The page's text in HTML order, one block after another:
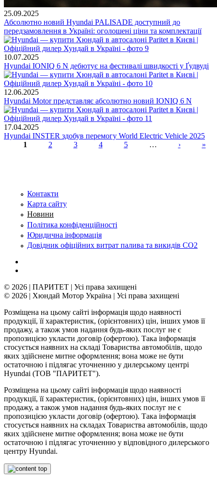
25.09.2025
Абсолютно новий Hyundai PALISADE доступний до
передзамовлення в Україні: оголошені ціни та комплектації
10.07.2025
Hyundai IONIQ 6 N дебютує на фестивалі швидкості у Ґудвуді
12.06.2025
Hyundai Motor представляє абсолютно новий IONIQ 6 N
17.04.2025
Hyundai INSTER здобув перемогу World Electric Vehicle 2025
1 2 3 4 5 … › »
Контакти
Карта сайту
Новини
Політика конфіденційності
Юридична інформація
Довідник офіційних витрат палива та викидів СО2
© 2026 | ПАРИТЕТ | Усі права захищені
© 2026 | Хюндай Мотор Україна | Усі права захищені
Розміщена на цьому сайті інформація щодо наявності
продукції, її характеристик, (орієнтовних) цін, інших умов її
продажу, а також умов надання будь-яких послуг не є
пропозицією укласти договір (офертою). Така інформація
стосується наявних на складі Товариства автомобілів, щодо
яких здійснене митне оформлення; вона може не бути
остаточною і підлягає уточненню у дилерському центрі
Hyundai (ТОВ "ПАРИТЕТ").
Розміщена на цьому сайті інформація щодо наявності
продукції, її характеристик, (орієнтовних) цін, інших умов її
продажу, а також умов надання будь-яких послуг не є
пропозицією укласти договір (офертою). Така інформація
стосується наявних на складах Товариства автомобілів, щодо
яких здійснене митне оформлення; вона може не бути
остаточною і підлягає уточненню у відповідного дилерського
центру Hyundai.